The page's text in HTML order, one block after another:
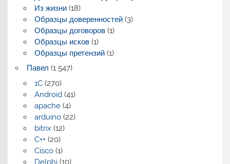
Из жизни(18)
Образцы доверенностей(3)
Образцы договоров(1)
Образцы исков(1)
Образцы претензий(1)
Павел (1 547)
1C(270)
Android(41)
apache(4)
arduino(22)
bitrix (12)
C++(20)
Cisco(1)
Delphi(10)